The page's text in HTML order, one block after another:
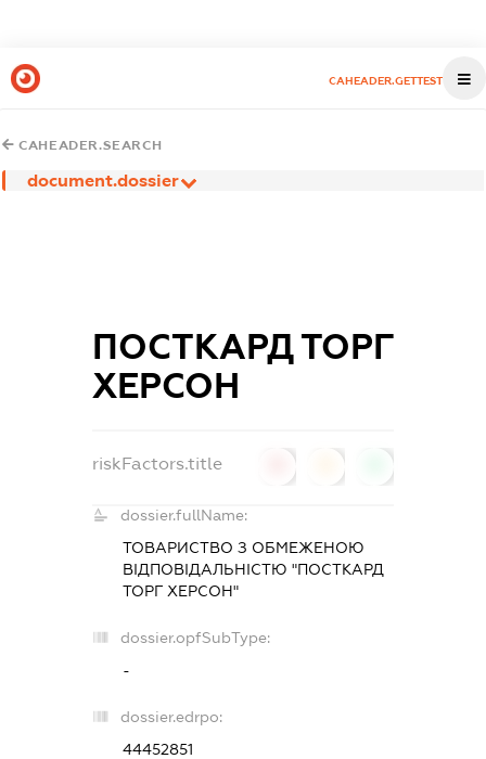
CAHEADER.GETTEST
CAHEADER.SEARCH
document.dossier
ПОСТКАРД ТОРГ
ХЕРСОН
riskFactors.title
dossier.fullName:
ТОВАРИСТВО З ОБМЕЖЕНОЮ
ВІДПОВІДАЛЬНІСТЮ "ПОСТКАРД
ТОРГ ХЕРСОН"
dossier.opfSubType:
-
dossier.edrpo:
44452851